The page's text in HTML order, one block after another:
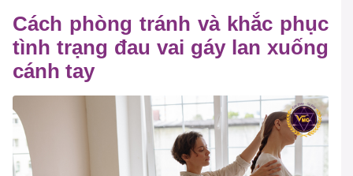
Cách phòng tránh và khắc phục
tình trạng đau vai gáy lan xuống
cánh tay